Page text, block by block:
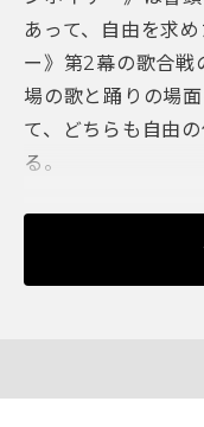
あって、自由を求
ー》第2幕の歌合戦
場の歌と踊りの場
て、どちらも自由
る。